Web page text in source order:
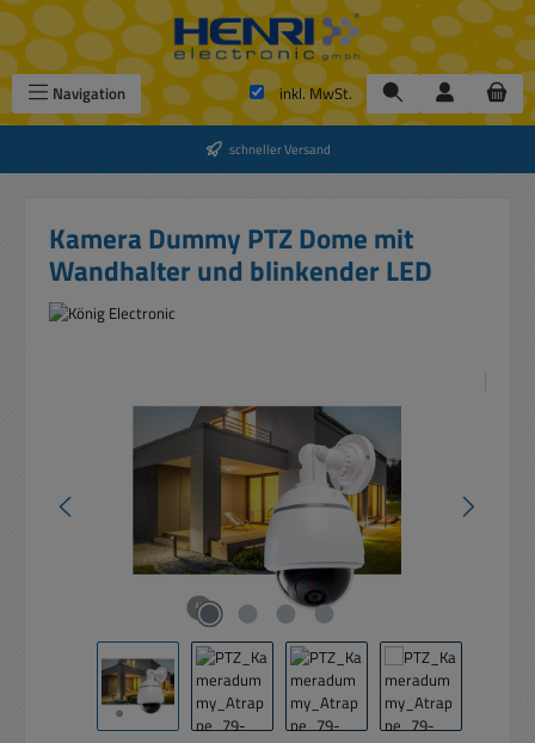
Zum Hauptinhalt springen
Navigation inkl. MwSt.
schneller Versand
Kamera Dummy PTZ Dome mit
Wandhalter und blinkender LED